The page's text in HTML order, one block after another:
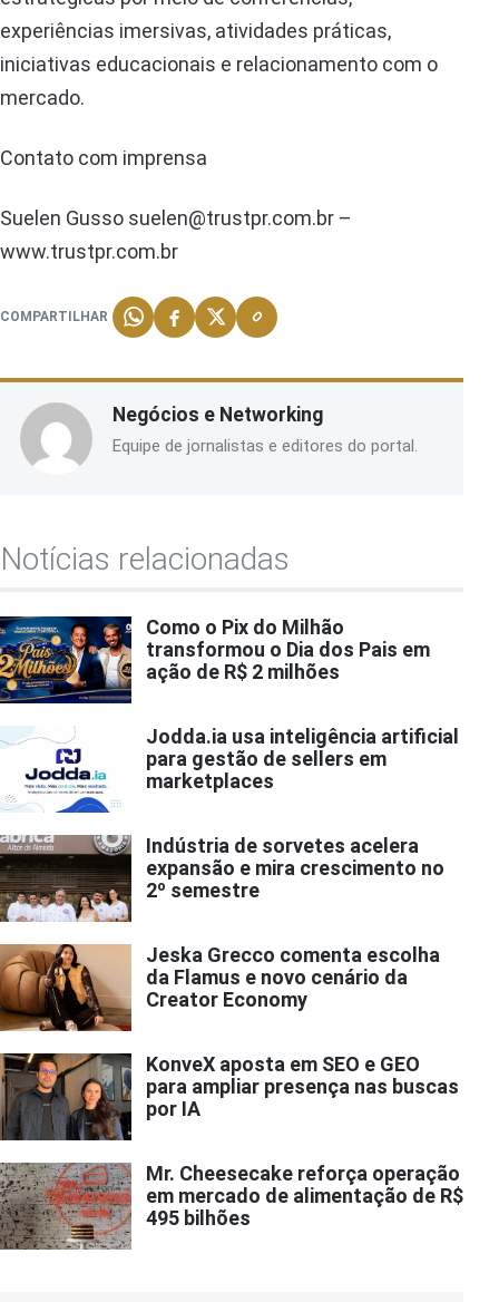
experiências imersivas, atividades práticas,
iniciativas educacionais e relacionamento com o
mercado.
Contato com imprensa
Suelen Gusso suelen@trustpr.com.br –
www.trustpr.com.br
COMPARTILHAR
Negócios e Networking
Equipe de jornalistas e editores do portal.
Notícias relacionadas
Como o Pix do Milhão
transformou o Dia dos Pais em
ação de R$ 2 milhões
Jodda.ia usa inteligência artificial
para gestão de sellers em
marketplaces
Indústria de sorvetes acelera
expansão e mira crescimento no
2º semestre
Jeska Grecco comenta escolha
da Flamus e novo cenário da
Creator Economy
KonveX aposta em SEO e GEO
para ampliar presença nas buscas
por IA
Mr. Cheesecake reforça operação
em mercado de alimentação de R$
495 bilhões